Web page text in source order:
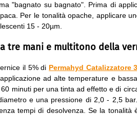
"bagnato su bagnato". Prima di
Per le tonalità opache, applicare
15 - 20µm.
tre mani e multitono della
il 5% di Permahyd Catalizzatore
ad alte temperature e
minuti per una tinta ad effetto e di
e una pressione di 2,0 - 2,5
tempi di desolvenza. Se la